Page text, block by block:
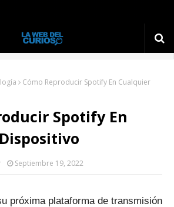
Cómo Reproducir Spotify En Cualquier
Spotify En
Septiembre 19, 2022
próxima plataforma de transmisión